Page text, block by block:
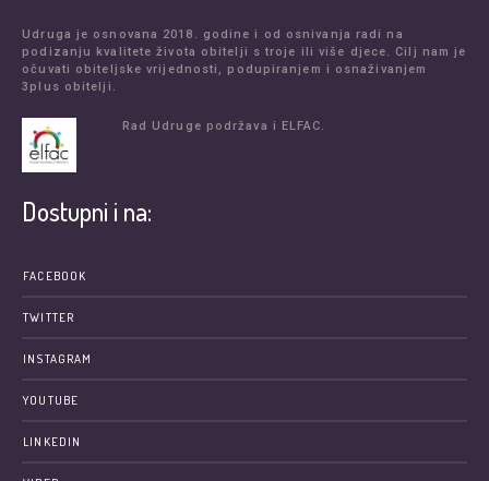
Udruga je osnovana 2018. godine i od osnivanja radi na
podizanju kvalitete života obitelji s troje ili više djece. Cilj nam je
očuvati obiteljske vrijednosti, podupiranjem i osnaživanjem
3plus obitelji.
Rad Udruge podržava i ELFAC.
Dostupni i na:
FACEBOOK
TWITTER
INSTAGRAM
YOUTUBE
LINKEDIN